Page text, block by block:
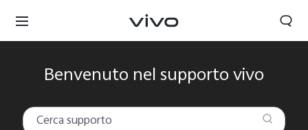
Benvenuto nel supporto vivo